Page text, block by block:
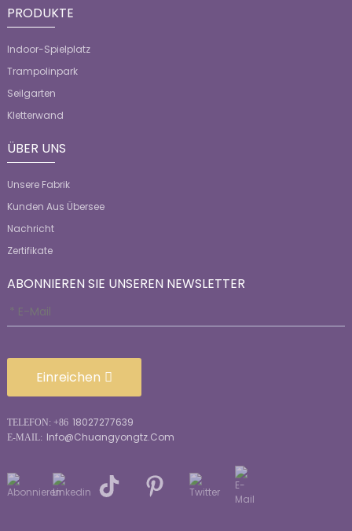
PRODUKTE
Indoor-Spielplatz
Trampolinpark
Seilgarten
Kletterwand
ÜBER UNS
Unsere Fabrik
Kunden Aus Übersee
Nachricht
Zertifikate
ABONNIEREN SIE UNSEREN NEWSLETTER
Einreichen
TELEFON: +86 18027277639
E-MAIL: Info@chuangyongtz.com